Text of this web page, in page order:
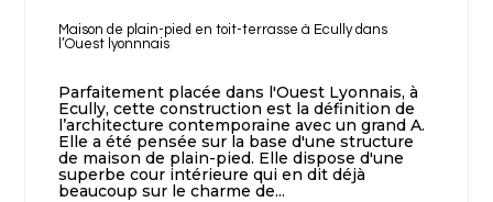
Maison de plain-pied en toit-terrasse à Ecully dans
l’Ouest lyonnnais
Parfaitement placée dans l'Ouest Lyonnais, à
Ecully, cette construction est la définition de
l’architecture contemporaine avec un grand A.
Elle a été pensée sur la base d'une structure
de maison de plain-pied. Elle dispose d'une
superbe cour intérieure qui en dit déjà
beaucoup sur le charme de...